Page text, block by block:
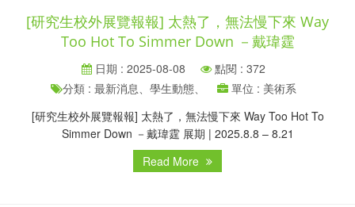
[研究生校外展覽報報] 太熱了，無法慢下來 Way
Too Hot To Simmer Down －戴瑋霆
日期 : 2025-08-08
點閱 : 372
分類 : 最新消息、學生動態、
單位 : 美術系
[研究生校外展覽報報] 太熱了，無法慢下來 Way Too Hot To
Simmer Down －戴瑋霆 展期 | 2025.8.8 – 8.21
Read More